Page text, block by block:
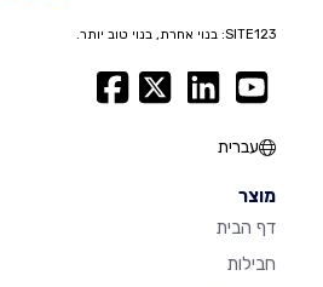
SITE123: בנוי אחרת, בנוי טוב יותר.
עברית
מוצר
דף הבית
חבילות